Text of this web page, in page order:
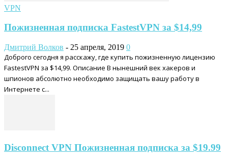
VPN
Пожизненная подписка FastestVPN за $14,99
Дмитрий Волков - 25 апреля, 2019 0
Доброго сегодня я расскажу, где купить пожизненную лицензию
FastestVPN за $14,99. Описание В нынешний век хакеров и
шпионов абсолютно необходимо защищать вашу работу в
Интернете с...
Disconnect VPN Пожизненная подписка за $19.99